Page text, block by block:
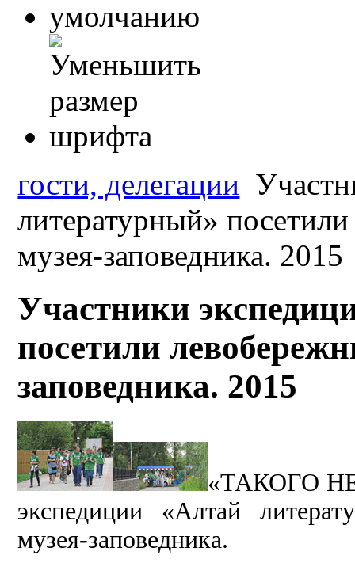
гости, делегации
литературный»
музея-заповедника. 2015
Участники
посетили
заповедника. 2015
«ТАКОГО
экспедиции «Алтай
музея-заповедника.